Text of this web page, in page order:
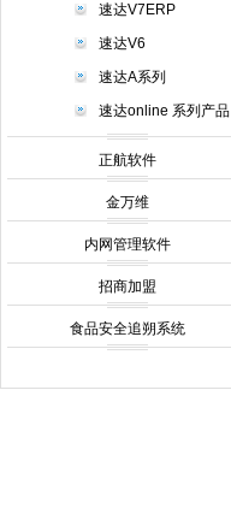
速达V7ERP
速达V6
速达A系列
速达online 系列产品
正航软件
金万维
内网管理软件
招商加盟
食品安全追朔系统